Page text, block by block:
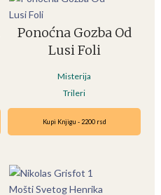
Ponoćna Gozba Od
Lusi Foli
Misterija
Trileri
Kupi Knjigu - 2200 rsd